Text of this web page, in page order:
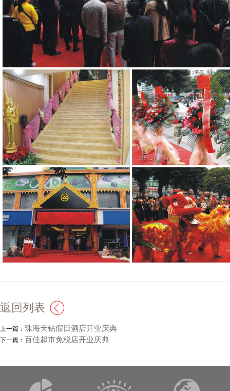
返回列表
上一篇： 珠海天钻假日酒店开业庆典
下一篇： 百佳超市免税店开业庆典